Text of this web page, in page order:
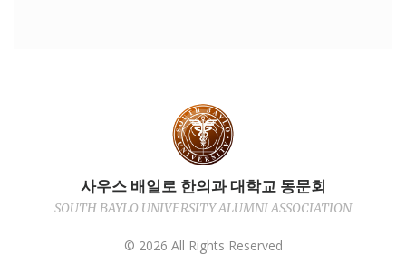
사우스 배일로 한의과 대학교 동문회
SOUTH BAYLO UNIVERSITY ALUMNI ASSOCIATION
© 2026 All Rights Reserved